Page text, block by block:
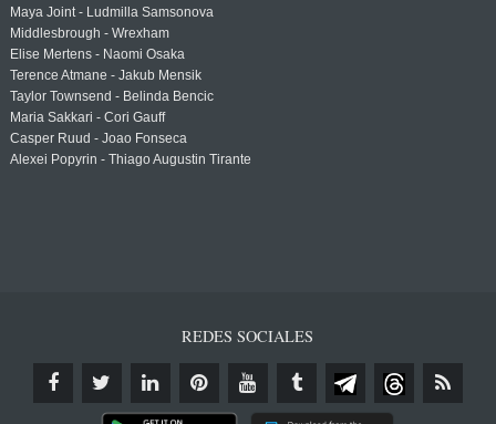
Maya Joint - Ludmilla Samsonova
Middlesbrough - Wrexham
Elise Mertens - Naomi Osaka
Terence Atmane - Jakub Mensik
Taylor Townsend - Belinda Bencic
Maria Sakkari - Cori Gauff
Casper Ruud - Joao Fonseca
Alexei Popyrin - Thiago Augustin Tirante
REDES SOCIALES